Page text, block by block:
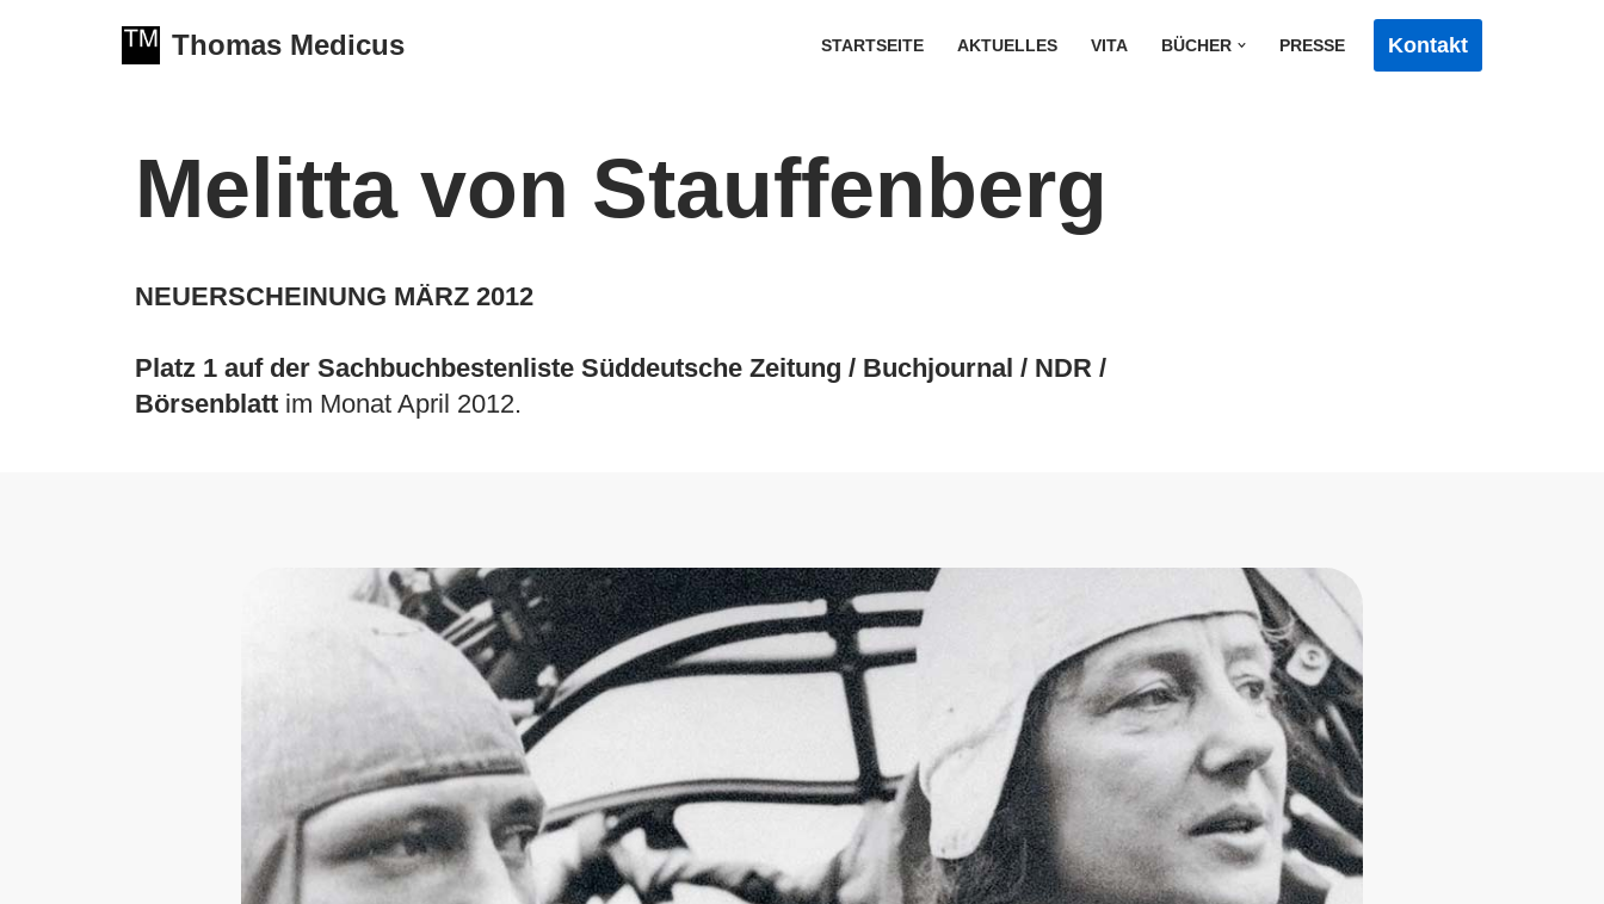
Thomas Medicus STARTSEITE AKTUELLES VITA BÜCHER PRESSE Kontakt
Melitta von Stauffenberg
NEUERSCHEINUNG MÄRZ 2012
Platz 1 auf der Sachbuchbestenliste Süddeutsche Zeitung / Buchjournal / NDR /
Börsenblattim Monat April 2012.